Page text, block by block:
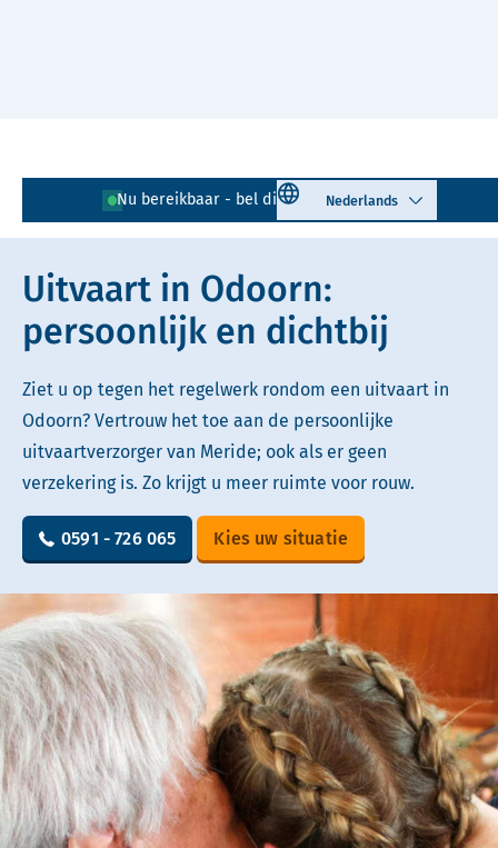
Nu bereikbaar - bel direct! 0591 - 726 065
Select language
Lees voor Uitleg woorden
Simpele tekst
Uitvaart in Odoorn:
persoonlijk en dichtbij
Ziet u op tegen het regelwerk rondom een uitvaart in
Odoorn? Vertrouw het toe aan de persoonlijke
uitvaartverzorger van Meride; ook als er geen
verzekering is. Zo krijgt u meer ruimte voor rouw.
0591 - 726 065 Kies uw situatie